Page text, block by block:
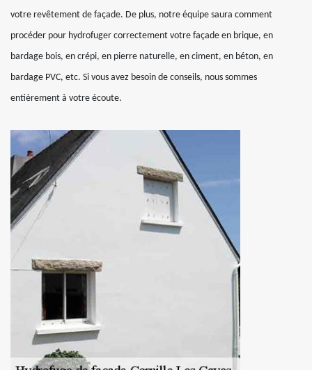
votre revêtement de façade. De plus, notre équipe saura comment
procéder pour hydrofuger correctement votre façade en brique, en
bardage bois, en crépi, en pierre naturelle, en ciment, en béton, en
bardage PVC, etc. Si vous avez besoin de conseils, nous sommes
entièrement à votre écoute.